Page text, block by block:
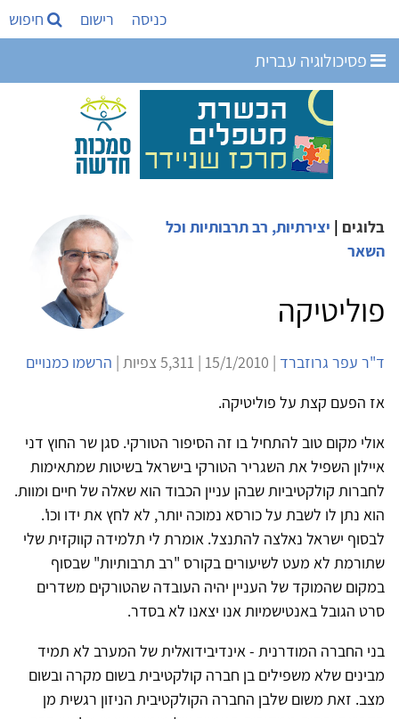
כניסה רישום חיפוש
פסיכולוגיה עברית
בלוגים | יצירתיות, רב תרבותיות וכל
השאר
פוליטיקה
ד"ר עפר גרוזברד | 15/1/2010 | 5,311 צפיות |
הרשמו כמנויים
אז הפעם קצת על פוליטיקה.
אולי מקום טוב להתחיל בו זה הסיפור הטורקי. סגן שר החוץ דני
איילון השפיל את השגריר הטורקי בישראל בשיטות שמתאימות
לחברות קולקטיביות שבהן עניין הכבוד הוא שאלה של חיים ומוות.
הוא נתן לו לשבת על כורסא נמוכה יותר, לא לחץ את ידו וכו'.
לבסוף ישראל נאלצה להתנצל. אומרת לי תלמידה קווקזית שלי
שתורמת לא מעט לשיעורים בקורס "רב תרבותיות" שבסוף
במקום שהמוקד של העניין יהיה העובדה שהטורקים משדרים
סרט הגובל באנטישמיות אנו יצאנו לא בסדר.
בני החברה המודרנית - אינדיבידואלית של המערב לא תמיד
מבינים שלא משפילים בן חברה קולקטיבית בשום מקרה ובשום
מצב. זאת משום שלבן החברה הקולקטיבית הניזון רגשית מן